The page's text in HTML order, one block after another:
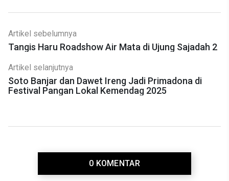
Artikel sebelumnya
Tangis Haru Roadshow Air Mata di Ujung Sajadah 2
Artikel selanjutnya
Soto Banjar dan Dawet Ireng Jadi Primadona di
Festival Pangan Lokal Kemendag 2025
0 KOMENTAR